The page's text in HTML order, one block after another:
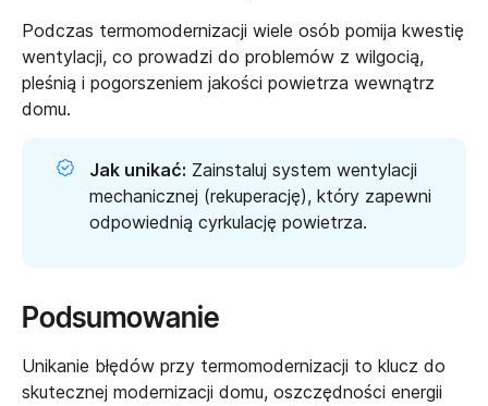
Podczas termomodernizacji wiele osób pomija kwestię
wentylacji, co prowadzi do problemów z wilgocią,
pleśnią i pogorszeniem jakości powietrza wewnątrz
domu.
Jak unikać: Zainstaluj system wentylacji
mechanicznej (rekuperację), który zapewni
odpowiednią cyrkulację powietrza.
Podsumowanie
Unikanie błędów przy termomodernizacji to klucz do
skutecznej modernizacji domu, oszczędności energii